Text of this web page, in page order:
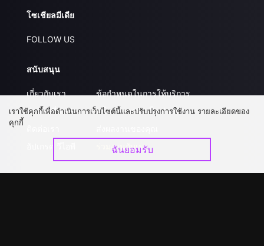
โซเชียลมีเดีย
FOLLOW US
สนับสนุน
เกี่ยวกับเรา
คำถามที่พบบ่อย
ข้อกำหนดในการให้บริการ
นโยบายความเป็นส่วนตัว
ร่วมงานกับเรา
เราใช้คุกกี้เพื่อดำเนินการเว็บไซต์นี้และปรับปรุงการใช้งาน รายละเอียดของ
คุกกี้
ฉันยอมรับ